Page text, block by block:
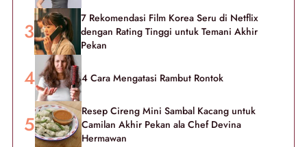
7 Rekomendasi Film Korea Seru di Netflix
dengan Rating Tinggi untuk Temani Akhir
Pekan
4 Cara Mengatasi Rambut Rontok
Resep Cireng Mini Sambal Kacang untuk
Camilan Akhir Pekan ala Chef Devina
Hermawan